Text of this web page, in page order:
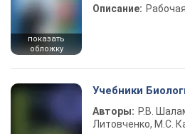
показать
обложку
Описание:
Учебники
Авторы: Р.В.
Литовченко, М.С.